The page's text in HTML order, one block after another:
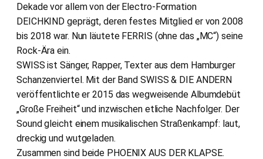
Dekade vor allem von der Electro-Formation
DEICHKIND geprägt, deren festes Mitglied er von 2008
bis 2018 war. Nun läutete FERRIS (ohne das „MC“) seine
Rock-Ära ein.
SWISS ist Sänger, Rapper, Texter aus dem Hamburger
Schanzenviertel. Mit der Band SWISS & DIE ANDERN
veröffentlichte er 2015 das wegweisende Albumdebüt
„Große Freiheit“ und inzwischen etliche Nachfolger. Der
Sound gleicht einem musikalischen Straßenkampf: laut,
dreckig und wutgeladen.
Zusammen sind beide PHOENIX AUS DER KLAPSE.